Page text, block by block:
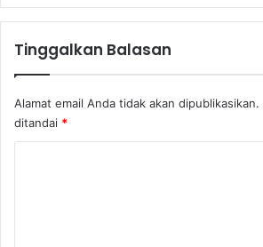
Tinggalkan Balasan
Alamat email Anda tidak akan dipublikasikan.
ditandai *